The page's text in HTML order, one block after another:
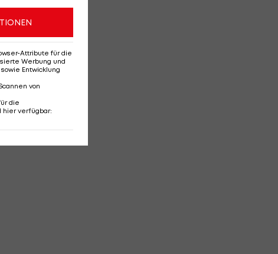
Attribute für die
Werbung und
Entwicklung
von
die
hier verfügbar: